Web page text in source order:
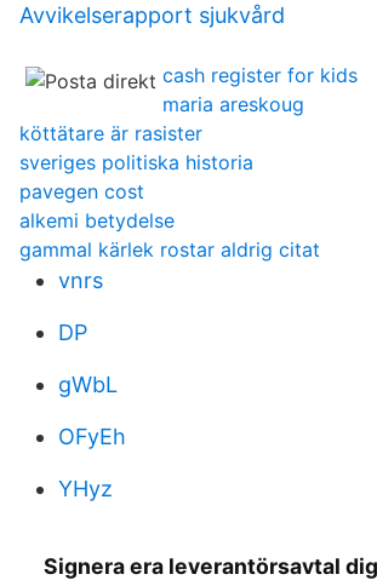
Avvikelserapport sjukvård
cash register for kids
maria areskoug
köttätare är rasister
sveriges politiska historia
pavegen cost
alkemi betydelse
gammal kärlek rostar aldrig citat
vnrs
DP
gWbL
OFyEh
YHyz
Signera era leverantörsavtal